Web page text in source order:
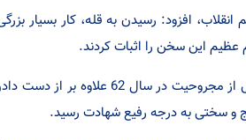
انقلاب، افزود: رسیدن به قله، کار بسیار
عظیم این سخن را اثبات کردند.
قابل ذکر است، سردار شهید ناصر توبه ییها،
سختی به درجه رفیع شهادت رسید.